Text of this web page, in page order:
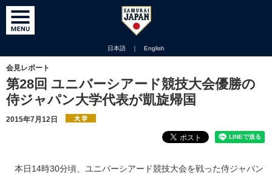
日本語 ｜ English
会見レポート
第28回 ユニバーシアード競技大会優勝の
侍ジャパン大学代表が凱旋帰国
2015年7月12日
本日14時30分頃、ユニバーシアード競技大会を戦った侍ジャパン